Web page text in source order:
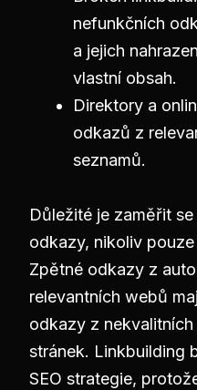
nefunkčních
a jejich
vlastní obsah.
Direktory a
odkazů z
seznamů.
Důležité je zaměřit
odkazy, nikoliv
Zpětné odkazy z
relevantních webů
odkazy z
stránek. Linkbuilding
SEO strategie,